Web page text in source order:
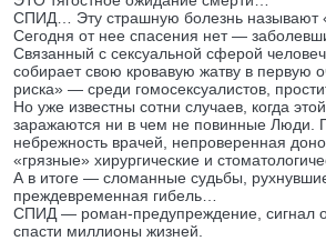
СПИД… Эту страшную болезнь называют
Сегодня от нее спасения нет —
Связанный с сексуальной сферой
собирает свою кровавую жатву в первую
риска» — среди гомосексуалистов,
Но уже известны сотни случаев, когда
заражаются ни в чем не повинные Люди.
небрежность врачей, непроверенная
«грязные» хирургические и
А в итоге — сломанные судьбы,
преждевременная гибель…
СПИД — роман-предупреждение, сигнал
спасти миллионы жизней.